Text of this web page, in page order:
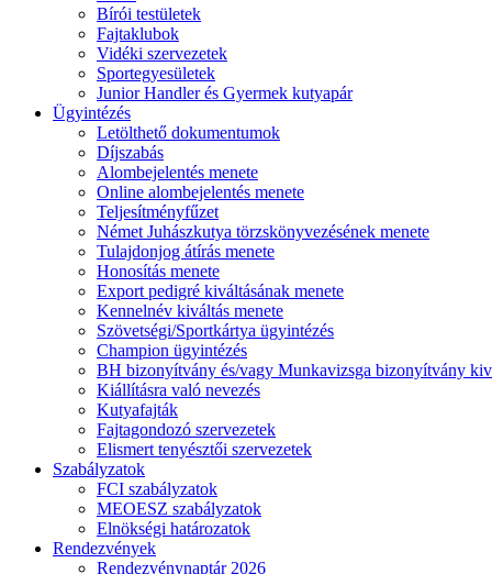
Bírói testületek
Fajtaklubok
Vidéki szervezetek
Sportegyesületek
Junior Handler és Gyermek kutyapár
Ügyintézés
Letölthető dokumentumok
Díjszabás
Alombejelentés menete
Online alombejelentés menete
Teljesítményfűzet
Német Juhászkutya törzskönyvezésének menete
Tulajdonjog átírás menete
Honosítás menete
Export pedigré kiváltásának menete
Kennelnév kiváltás menete
Szövetségi/Sportkártya ügyintézés
Champion ügyintézés
BH bizonyítvány és/vagy Munkavizsga bizonyítvány
Kiállításra való nevezés
Kutyafajták
Fajtagondozó szervezetek
Elismert tenyésztői szervezetek
Szabályzatok
FCI szabályzatok
MEOESZ szabályzatok
Elnökségi határozatok
Rendezvények
Rendezvénynaptár 2026